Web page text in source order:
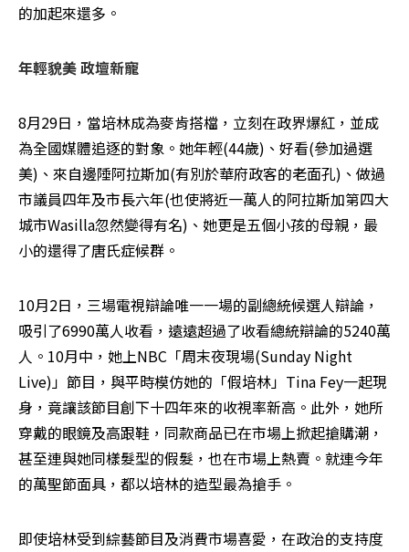
的加起來還多。
年輕貌美 政壇新寵
8月29日，當培林成為麥肯搭檔，立刻在政界爆紅，並成
為全國媒體追逐的對象。她年輕(44歲)、好看(參加過選
美)、來自邊陲阿拉斯加(有別於華府政客的老面孔)、做過
市議員四年及市長六年(也使將近一萬人的阿拉斯加第四大
城市Wasilla忽然變得有名)、她更是五個小孩的母親，最
小的還得了唐氏症候群。
10月2日，三場電視辯論唯一一場的副總統候選人辯論，
吸引了6990萬人收看，遠遠超過了收看總統辯論的5240萬
人。10月中，她上NBC「周末夜現場(Sunday Night
Live)」節目，與平時模仿她的「假培林」Tina Fey一起現
身，竟讓該節目創下十四年來的收視率新高。此外，她所
穿戴的眼鏡及高跟鞋，同款商品已在市場上掀起搶購潮，
甚至連與她同樣髮型的假髮，也在市場上熱賣。就連今年
的萬聖節面具，都以培林的造型最為搶手。
即使培林受到綜藝節目及消費市場喜愛，在政治的支持度